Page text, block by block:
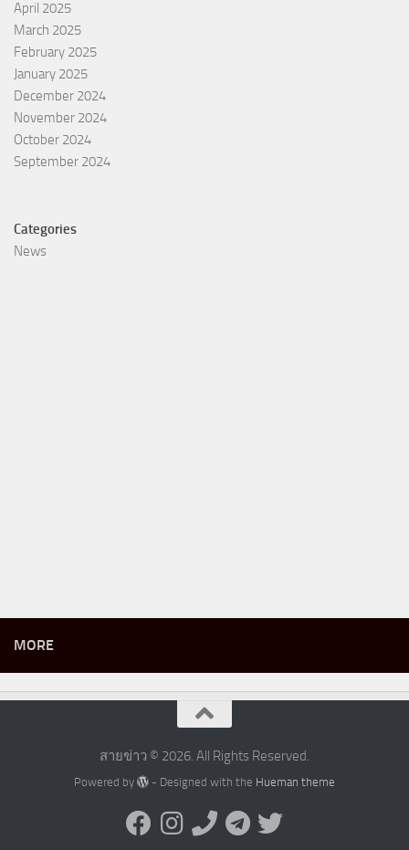
April 2025
March 2025
February 2025
January 2025
December 2024
November 2024
October 2024
September 2024
Categories
News
MORE
สายข่าว © 2026. All Rights Reserved.
Powered by - Designed with the Hueman theme